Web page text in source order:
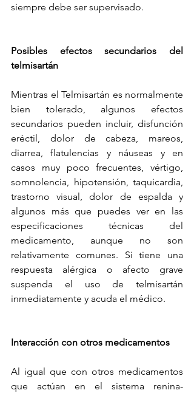
siempre debe ser supervisado.
Posibles efectos secundarios del
telmisartán
Mientras el Telmisartán es normalmente
bien tolerado, algunos efectos
secundarios pueden incluir, disfunción
eréctil, dolor de cabeza, mareos,
diarrea, flatulencias y náuseas y en
casos muy poco frecuentes, vértigo,
somnolencia, hipotensión, taquicardia,
trastorno visual, dolor de espalda y
algunos más que puedes ver en las
especificaciones técnicas del
medicamento, aunque no son
relativamente comunes. Si tiene una
respuesta alérgica o afecto grave
suspenda el uso de telmisartán
inmediatamente y acuda el médico.
Interacción con otros medicamentos
Al igual que con otros medicamentos
que actúan en el sistema renina-